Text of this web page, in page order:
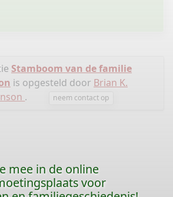
Stamboom van de familie
is opgesteld door Brian K.
. neem contact op
mee in de online
voor